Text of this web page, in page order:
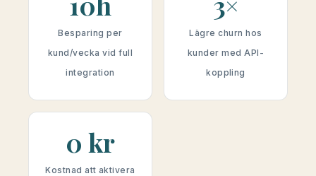
Besparing per
kund/vecka vid full
integration
Lägre churn hos
kunder med API-
koppling
0 kr
Kostnad att aktivera